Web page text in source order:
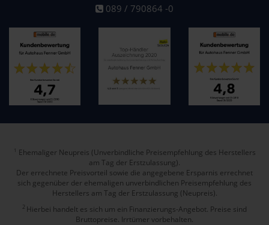
089 / 790864 -0
Ehemaliger Neupreis (Unverbindliche Preisempfehlung des Herstellers
am Tag der Erstzulassung).
Der errechnete Preisvorteil sowie die angegebene Ersparnis errechnet
sich gegenüber der ehemaligen unverbindlichen Preisempfehlung des
Herstellers am Tag der Erstzulassung (Neupreis).
2 Hierbei handelt es sich um ein Finanzierungs-Angebot. Preise sind
Bruttopreise. Irrtümer vorbehalten.